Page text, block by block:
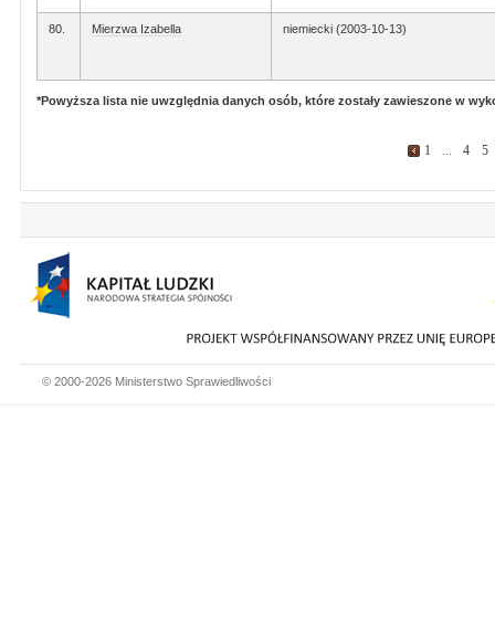
80. Mierzwa Izabella niemiecki (2003-10-13)
*Powyższa lista nie uwzględnia danych osób, które zostały zawieszone w
1 ... 4 5
© 2000-2026 Ministerstwo Sprawiedliwości